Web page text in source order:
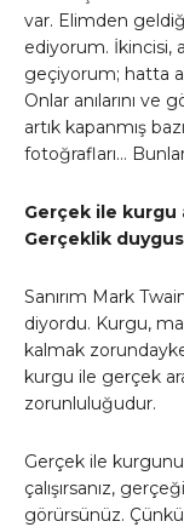
var. Elimden
ediyorum. İkincisi,
geçiyorum; hatta
Onlar anılarını ve
artık kapanmış
fotoğrafları…
Gerçek ile kurgu
Gerçeklik
Sanırım Mark
diyordu. Kurgu,
kalmak
kurgu ile gerçek
zorunluluğudur.
Gerçek ile
çalışırsanız,
görürsünüz.